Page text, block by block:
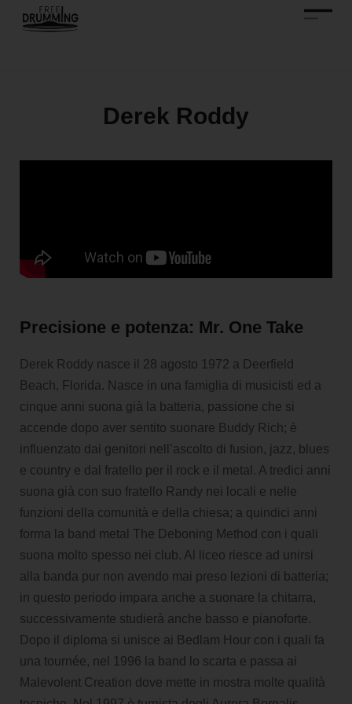
Derek Roddy
Precisione e potenza: Mr. One Take
Derek Roddy nasce il 28 agosto 1972 a Deerfield
Beach, Florida. Nasce in una famiglia di musicisti ed a
cinque anni suona già la batteria, passione che si
accende dopo aver sentito suonare Buddy Rich; è
influenzato dai genitori nell’ascolto di fusion, jazz, blues
e country e dal fratello per il rock e il metal. A tredici anni
suona già con suo fratello Randy nei locali e nelle
funzioni della comunità e della chiesa; a quindici anni
forma la band metal The Deboning Method con i quali
suona molto spesso nei club. Al liceo riesce ad unirsi
alla banda pur non avendo mai preso lezioni di batteria;
in questo periodo impara anche a suonare la chitarra,
successivamente studierà anche basso e pianoforte.
Dopo il diploma si unisce ai Bedlam Hour con i quali fa
una tournée, nel 1996 la band lo scarta e passa ai
Malevolent Creation dove mette in mostra molte qualità